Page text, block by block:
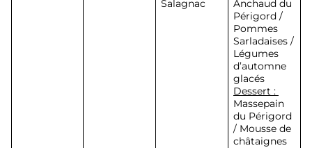
Salagnac
Anchaud du
Périgord /
Pommes
Sarladaises /
Légumes
d’automne
glacés
Dessert :
Massepain
du Périgord
/ Mousse de
châtaignes